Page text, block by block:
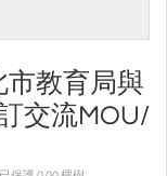
教育局與
交流MOU/